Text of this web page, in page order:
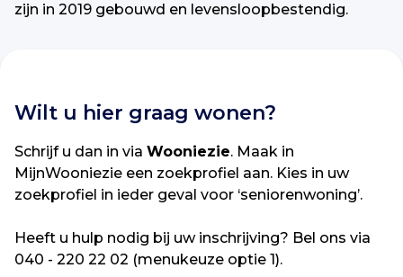
zijn in 2019 gebouwd en levensloopbestendig.
Wilt u hier graag wonen?
Schrijf u dan in via Wooniezie. Maak in
MijnWooniezie een zoekprofiel aan. Kies in uw
zoekprofiel in ieder geval voor ‘seniorenwoning’.
Heeft u hulp nodig bij uw inschrijving? Bel ons via
040 - 220 22 02 (menukeuze optie 1).